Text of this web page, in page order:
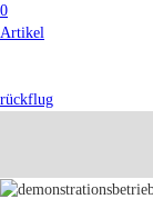
0
Artikel
rückflug